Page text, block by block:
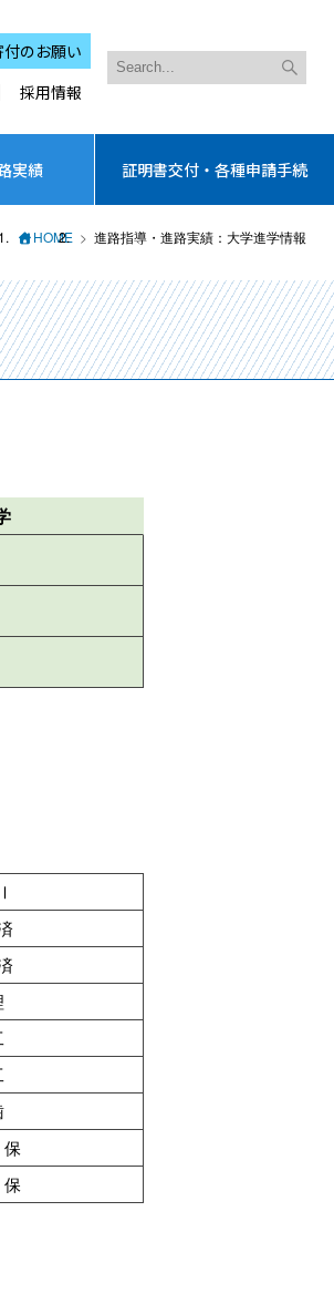
付のお願い
採用情報
実績 証明書交付・各種申請手続
HOME 進路指導・進路実績：大学進学情報
保
保